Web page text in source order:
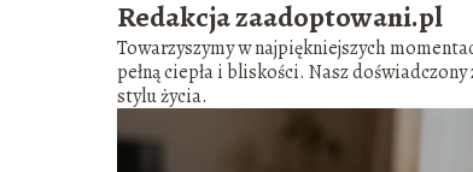
Redakcja zaadoptowani.pl
Towarzyszymy w najpiękniejszych
pełną ciepła i bliskości. Nasz
stylu życia.